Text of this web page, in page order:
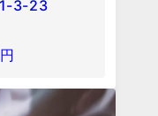
1-3-23
円